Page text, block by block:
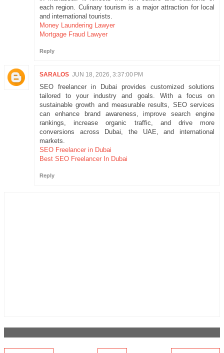
each region. Culinary tourism is a major attraction for local
and international tourists.
Money Laundering Lawyer
Mortgage Fraud Lawyer
Reply
SARALOS JUN 18, 2026, 3:37:00 PM
SEO freelancer in Dubai provides customized solutions
tailored to your industry and goals. With a focus on
sustainable growth and measurable results, SEO services
can enhance brand awareness, improve search engine
rankings, increase organic traffic, and drive more
conversions across Dubai, the UAE, and international
markets.
SEO Freelancer in Dubai
Best SEO Freelancer In Dubai
Reply